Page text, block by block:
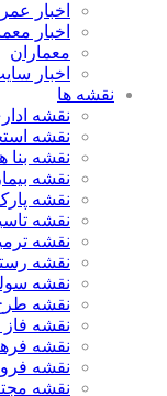
اخبار
اخبار
معماران
اخبار
نقشه ها
نقشه
نقشه
نقشه بنا
نقشه
نقشه
نقشه
نقشه
نقشه
نقشه
نقشه
نقشه فاز ۲
نقشه
نقشه
نقشه